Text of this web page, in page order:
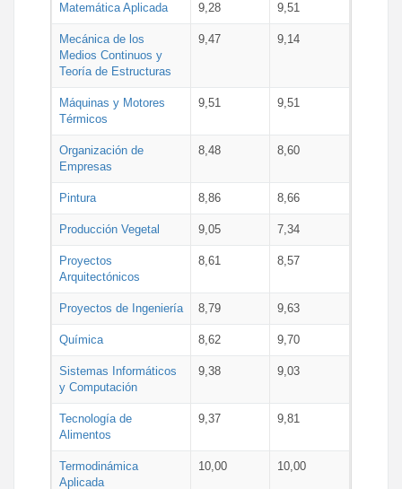
Matemática Aplicada 9,28 9,51
Mecánica de los
Medios Continuos y
Teoría de Estructuras
9,47 9,14
Máquinas y Motores
Térmicos
9,51 9,51
Organización de
Empresas
8,48 8,60
Pintura 8,86 8,66
Producción Vegetal 9,05 7,34
Proyectos
Arquitectónicos
8,61 8,57
Proyectos de Ingeniería 8,79 9,63
Química 8,62 9,70
Sistemas Informáticos
y Computación
9,38 9,03
Tecnología de
Alimentos
9,37 9,81
Termodinámica
Aplicada
10,00 10,00